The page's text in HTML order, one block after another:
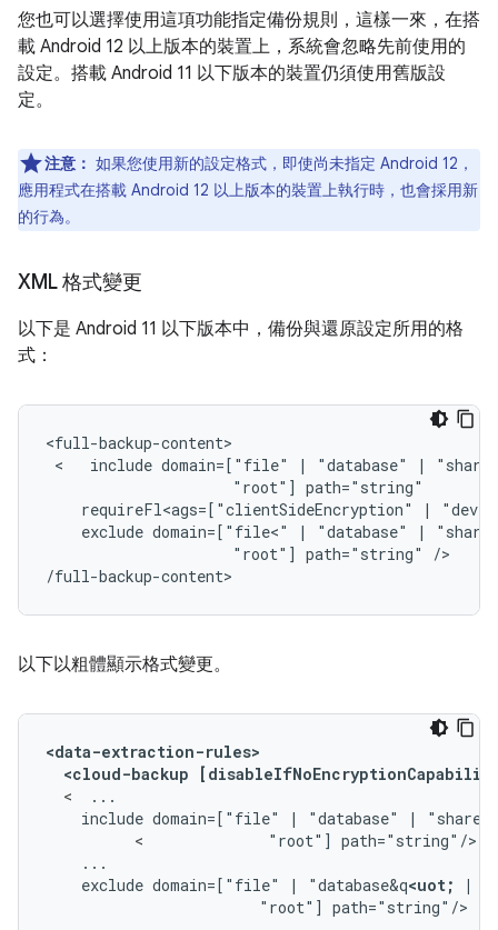
您也可以選擇使用這項功能指定備份規則，這樣一來，在搭
載 Android 12 以上版本的裝置上，系統會忽略先前使用的
設定。搭載 Android 11 以下版本的裝置仍須使用舊版設
定。
注意： 如果您使用新的設定格式，即使尚未指定 Android 12，
應用程式在搭載 Android 12 以上版本的裝置上執行時，也會採用新
的行為。
XML 格式變更
以下是 Android 11 以下版本中，備份與還原設定所用的格
式：
< include domain=["file" | "database" |
"root"]
requireFl<ags=["clientSideEncryption"
|
exclude domain=["file<" | "database" |
"root"] path="string"
/>
/full-backup-content>
以下以粗體顯示格式變更。
<data-extraction-rules>
<cloud-backup
  <
include domain=["file" | "database" |
          <
"root"]
exclude domain=["file" | "database&q<uot; |
"root"]